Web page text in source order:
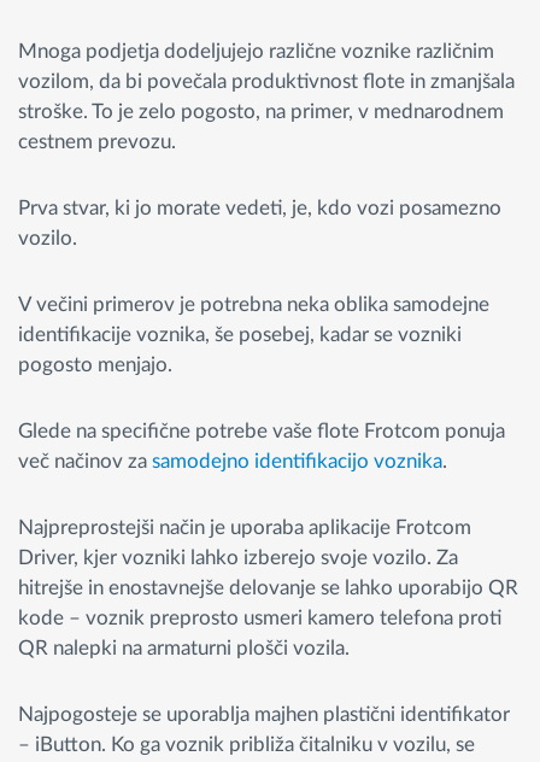
Mnoga podjetja dodeljujejo različne voznike različnim
vozilom, da bi povečala produktivnost flote in zmanjšala
stroške. To je zelo pogosto, na primer, v mednarodnem
cestnem prevozu.
Prva stvar, ki jo morate vedeti, je, kdo vozi posamezno
vozilo.
V večini primerov je potrebna neka oblika samodejne
identifikacije voznika, še posebej, kadar se vozniki
pogosto menjajo.
Glede na specifične potrebe vaše flote Frotcom ponuja
več načinov za samodejno identifikacijo voznika.
Najpreprostejši način je uporaba aplikacije Frotcom
Driver, kjer vozniki lahko izberejo svoje vozilo. Za
hitrejše in enostavnejše delovanje se lahko uporabijo QR
kode – voznik preprosto usmeri kamero telefona proti
QR nalepki na armaturni plošči vozila.
Najpogosteje se uporablja majhen plastični identifikator
– iButton. Ko ga voznik približa čitalniku v vozilu, se